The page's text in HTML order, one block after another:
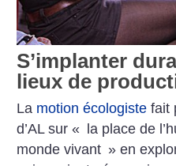
S’implanter
lieux de
La motion écologiste fait
d’AL sur «
la place de
monde vivant » en